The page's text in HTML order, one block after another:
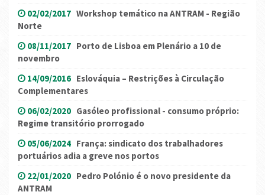
02/02/2017 Workshop temático na ANTRAM - Região
Norte
08/11/2017 Porto de Lisboa em Plenário a 10 de
novembro
14/09/2016 Eslováquia – Restrições à Circulação
Complementares
06/02/2020 Gasóleo profissional - consumo próprio:
Regime transitório prorrogado
05/06/2024 França: sindicato dos trabalhadores
portuários adia a greve nos portos
22/01/2020 Pedro Polónio é o novo presidente da
ANTRAM